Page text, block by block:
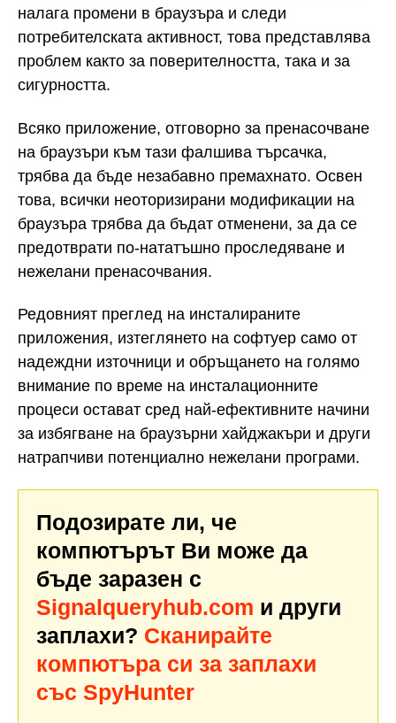
налага промени в браузъра и следи
потребителската активност, това представлява
проблем както за поверителността, така и за
сигурността.
Всяко приложение, отговорно за пренасочване
на браузъри към тази фалшива търсачка,
трябва да бъде незабавно премахнато. Освен
това, всички неоторизирани модификации на
браузъра трябва да бъдат отменени, за да се
предотврати по-нататъшно проследяване и
нежелани пренасочвания.
Редовният преглед на инсталираните
приложения, изтеглянето на софтуер само от
надеждни източници и обръщането на голямо
внимание по време на инсталационните
процеси остават сред най-ефективните начини
за избягване на браузърни хайджакъри и други
натрапчиви потенциално нежелани програми.
Подозирате ли, че
компютърът Ви може да
бъде заразен с
Signalqueryhub.com и други
заплахи? Сканирайте
компютъра си за заплахи
със SpyHunter